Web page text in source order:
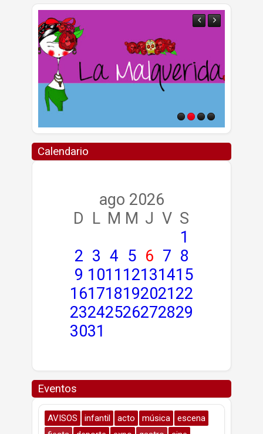
Calendario
ago 2026
D
L M M J V S
1
2 3 4 5 6 7 8
9 1011 12131415
161718192021 22
23242526272829
3031
Eventos
AVISOS infantil acto música
escena